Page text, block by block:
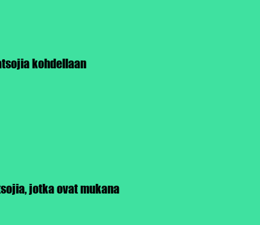
kohdellaan
jotka ovat mukana